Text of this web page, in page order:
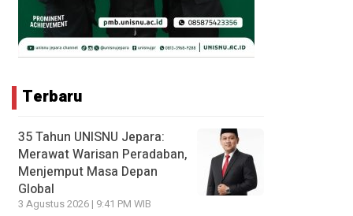
Terbaru
35 Tahun UNISNU Jepara:
Merawat Warisan Peradaban,
Menjemput Masa Depan
Global
3 Agustus 2026 | 9:41 PM WIB